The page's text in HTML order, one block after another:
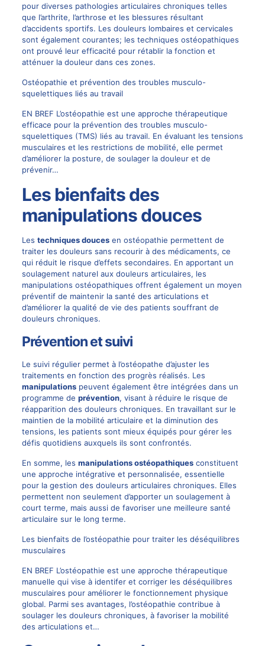
pour diverses pathologies articulaires chroniques telles
que l’arthrite, l’arthrose et les blessures résultant
d’accidents sportifs. Les douleurs lombaires et cervicales
sont également courantes; les techniques ostéopathiques
ont prouvé leur efficacité pour rétablir la fonction et
atténuer la douleur dans ces zones.
Ostéopathie et prévention des troubles musculo-
squelettiques liés au travail
EN BREF L’ostéopathie est une approche thérapeutique
efficace pour la prévention des troubles musculo-
squelettiques (TMS) liés au travail. En évaluant les tensions
musculaires et les restrictions de mobilité, elle permet
d’améliorer la posture, de soulager la douleur et de
prévenir…
Les bienfaits des
manipulations douces
Les techniques doucesen ostéopathie permettent de
traiter les douleurs sans recourir à des médicaments, ce
qui réduit le risque d’effets secondaires. En apportant un
soulagement naturel aux douleurs articulaires, les
manipulations ostéopathiques offrent également un moyen
préventif de maintenir la santé des articulations et
d’améliorer la qualité de vie des patients souffrant de
douleurs chroniques.
Prévention et suivi
Le suivi régulier permet à l’ostéopathe d’ajuster les
traitements en fonction des progrès réalisés. Les
manipulationspeuvent également être intégrées dans un
programme de prévention, visant à réduire le risque de
réapparition des douleurs chroniques. En travaillant sur le
maintien de la mobilité articulaire et la diminution des
tensions, les patients sont mieux équipés pour gérer les
défis quotidiens auxquels ils sont confrontés.
En somme, les manipulations ostéopathiquesconstituent
une approche intégrative et personnalisée, essentielle
pour la gestion des douleurs articulaires chroniques. Elles
permettent non seulement d’apporter un soulagement à
court terme, mais aussi de favoriser une meilleure santé
articulaire sur le long terme.
Les bienfaits de l’ostéopathie pour traiter les déséquilibres
musculaires
EN BREF L’ostéopathie est une approche thérapeutique
manuelle qui vise à identifer et corriger les déséquilibres
musculaires pour améliorer le fonctionnement physique
global. Parmi ses avantages, l’ostéopathie contribue à
soulager les douleurs chroniques, à favoriser la mobilité
des articulations et…